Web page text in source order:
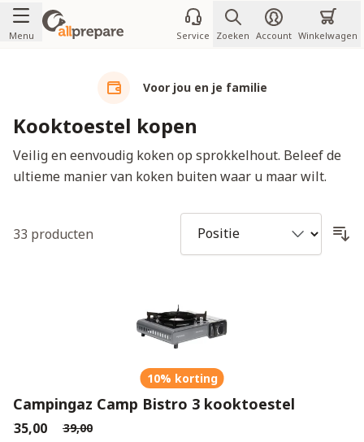
Ga naar de inhoud
Menu Service Zoeken Account Winkelwagen
Voor jou en je familie
Kooktoestel kopen
Veilig en eenvoudig koken op sprokkelhout. Beleef de
ultieme manier van koken buiten waar u maar wilt.
33 producten
10% korting
Campingaz Camp Bistro 3 kooktoestel
€35,00 €39,00